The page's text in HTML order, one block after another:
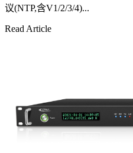
议(NTP,含V1/2/3/4)...
Read Article